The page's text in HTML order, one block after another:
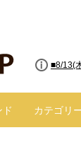
■8/13(
ド カテゴリ